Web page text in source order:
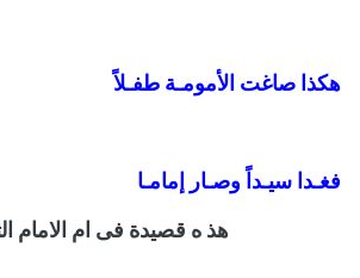
هكذا صاغت الأمومـة طفـلاً
فغـدا سيـداً وصـار إمامـا
هذ ه قصيدة فى ام الامام